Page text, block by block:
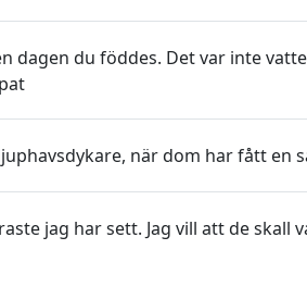
dagen du föddes. Det var inte
när dom har fått en
jag har sett. Jag vill att de skall